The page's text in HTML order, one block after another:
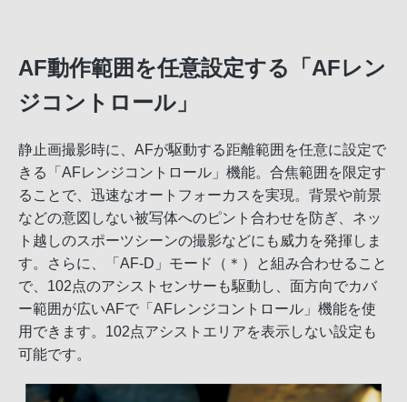
AF動作範囲を任意設定する「AFレン
ジコントロール」
静止画撮影時に、AFが駆動する距離範囲を任意に設定で
きる「AFレンジコントロール」機能。合焦範囲を限定す
ることで、迅速なオートフォーカスを実現。背景や前景
などの意図しない被写体へのピント合わせを防ぎ、ネッ
ト越しのスポーツシーンの撮影などにも威力を発揮しま
す。さらに、「AF-D」モード（＊）と組み合わせること
で、102点のアシストセンサーも駆動し、面方向でカバ
ー範囲が広いAFで「AFレンジコントロール」機能を使
用できます。102点アシストエリアを表示しない設定も
可能です。